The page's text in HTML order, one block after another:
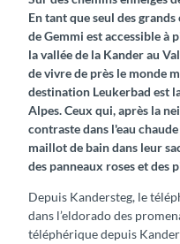
En tant que seul des
de Gemmi est accessible à
la vallée de la Kander au
de vivre de près le monde
destination Leukerbad est
Alpes. Ceux qui, après la
contraste dans l'eau
maillot de bain dans leur
des panneaux roses et des
Depuis Kandersteg, le
dans l’eldorado des
téléphérique depuis